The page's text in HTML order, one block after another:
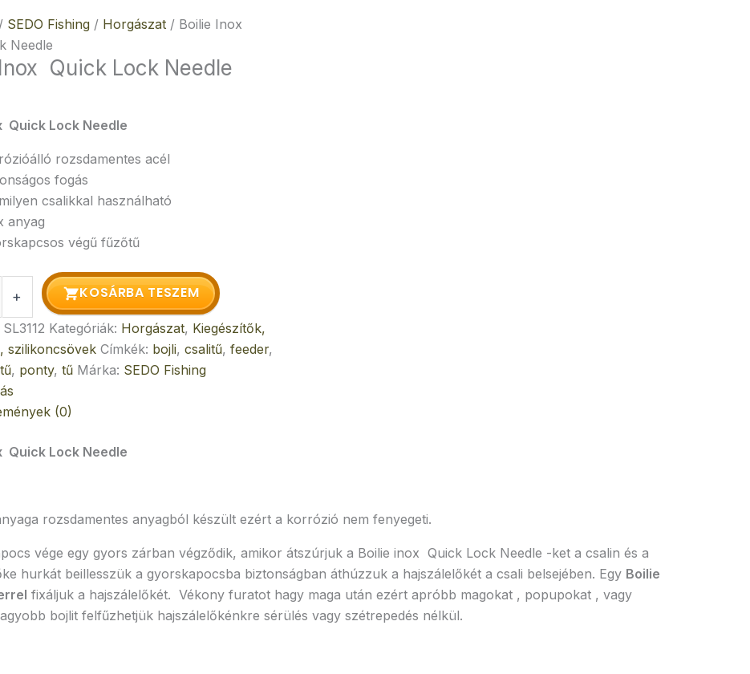
/ SEDO Fishing/ Horgászat/ Boilie Inox
Needle
Quick Lock Needle
Quick Lock Needle
rozsdamentes acél
fogás
csalikkal használható
anyag
végű fűzőtű
+ KOSÁRBA TESZEM
SL3112 Kategóriák: Horgászat, Kiegészítők,
szilikoncsövek Címkék: bojli, csalitű, feeder,
, ponty, tű Márka: SEDO Fishing
(0)
Quick Lock Needle
rozsdamentes anyagból készült ezért a korrózió nem fenyegeti.
vége egy gyors zárban végződik, amikor átszúrjuk a Boilie inox Quick Lock Needle -ket a csalin és a
hurkát beillesszük a gyorskapocsba biztonságban áthúzzuk a hajszálelőkét a csali belsejében. Egy Boilie
fixáljuk a hajszálelőkét. Vékony furatot hagy maga után ezért apróbb magokat , popupokat , vagy
bojlit felfűzhetjük hajszálelőkénkre sérülés vagy szétrepedés nélkül.